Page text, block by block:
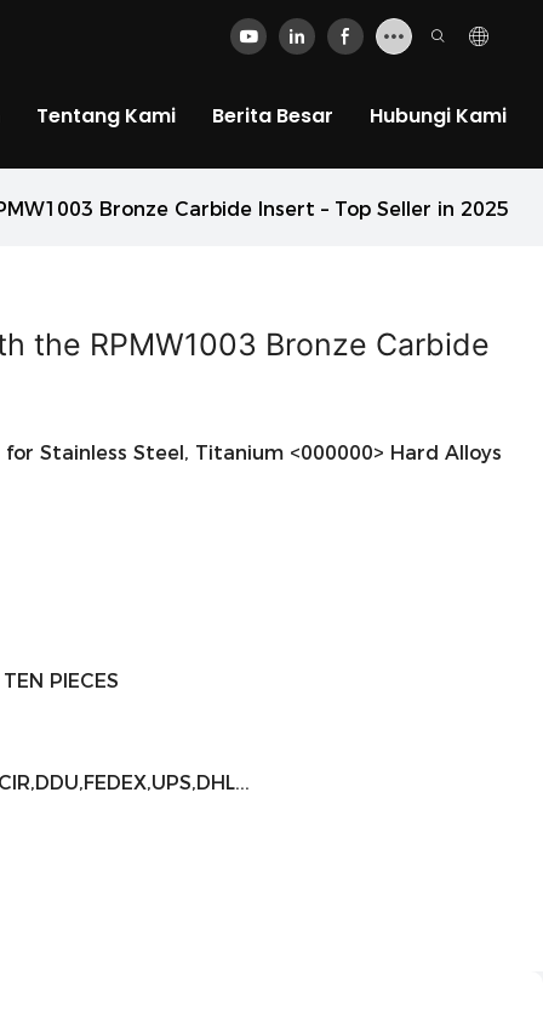
Tentang Kami Berita Besar Hubungi Kami
Bronze Carbide Insert – Top Seller in 2025
the RPMW1003 Bronze Carbide
Stainless Steel, Titanium <000000> Hard Alloys
PIECES